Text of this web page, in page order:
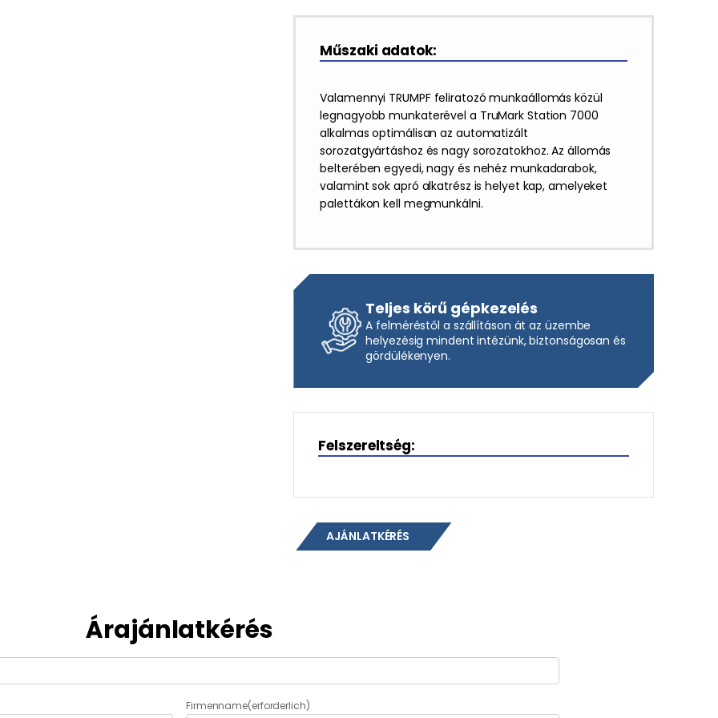
Műszaki adatok:
Valamennyi TRUMPF feliratozó munkaállomás közül
legnagyobb munkaterével a TruMark Station 7000
alkalmas optimálisan az automatizált
sorozatgyártáshoz és nagy sorozatokhoz. Az állomás
belterében egyedi, nagy és nehéz munkadarabok,
valamint sok apró alkatrész is helyet kap, amelyeket
palettákon kell megmunkálni.
Teljes körű gépkezelés
A felméréstől a szállításon át az üzembe
helyezésig mindent intézünk, biztonságosan és
gördülékenyen.
Felszereltség:
AJÁNLATKÉRÉS
Árajánlatkérés
Firmenname(erforderlich)